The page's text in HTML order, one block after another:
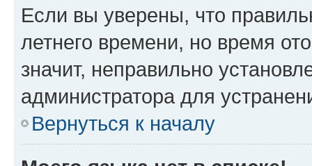
Если вы уверены, что
летнего времени, но время
значит, неправильно
администратора для
Вернуться к началу